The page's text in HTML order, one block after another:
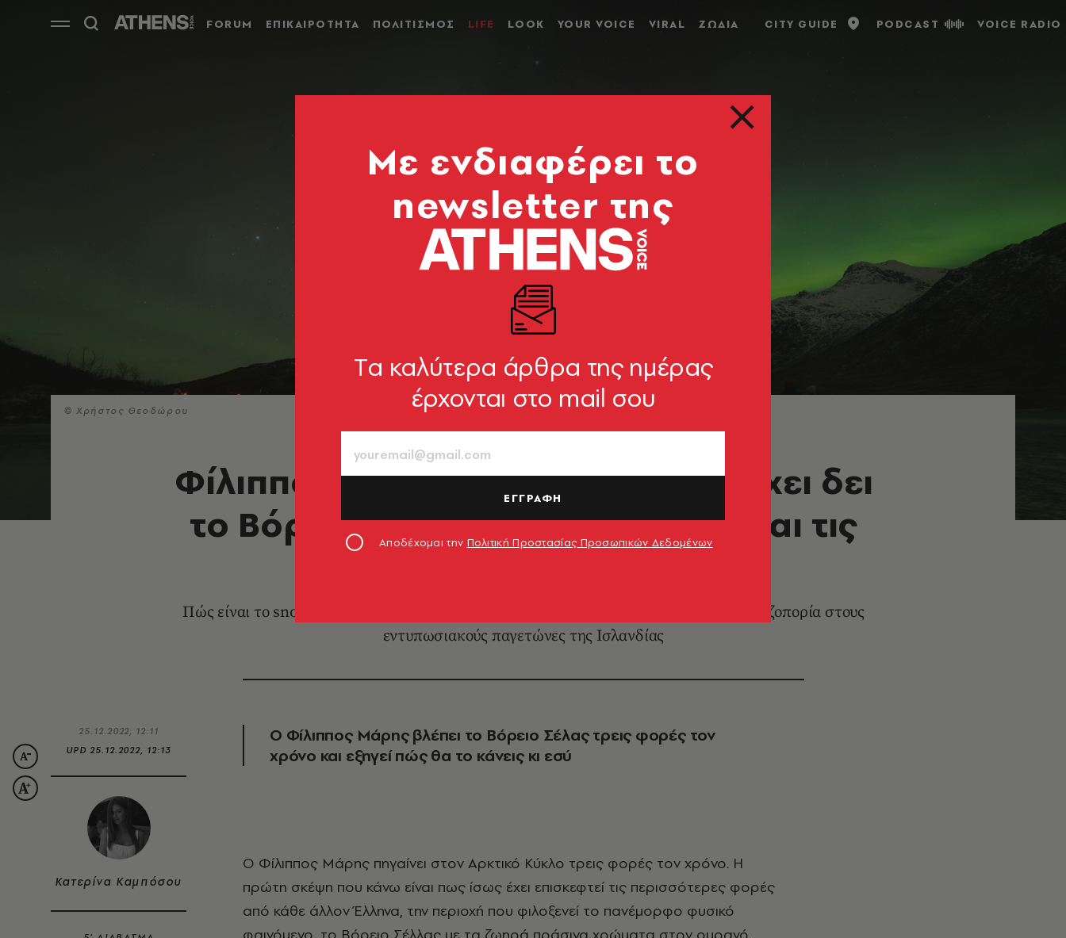
FORUM ΕΠΙΚΑΙΡΟΤΗΤΑ ΠΟΛΙΤΙΣΜΟΣ LIFE LOOK YOUR VOICE VIRAL ΖΩΔΙΑ CITY GUIDE PODCAST VOICE RADIO
© Xρήστος Θεοδώρου
Φίλιππος Μάρης: O Έλληνας που έχει δει
το Βόρειο Σέλας 12 φορές διηγείται τις
Πώς είναι το snorkeling πλάι σε όρκες, το snowmobile στα χιονισμένα φιορδ και η πεζοπορία στους
εντυπωσιακούς παγετώνες της Ισλανδίας
25.12.2022, 12:11
UPD25.12.2022, 12:13
Κατερίνα Καμπόσου
Ο Φίλιππος Μάρης βλέπει το Βόρειο Σέλας τρεις φορές τον
χρόνο και εξηγεί πώς θα το κάνεις κι εσύ
Φίλιππος Μάρης πηγαίνει στον Αρκτικό Κύκλο τρεις φορές τον χρόνο. Η
πρώτη σκέψη που κάνω είναι πως ίσως έχει επισκεφτεί τις περισσότερες φορές
από κάθε άλλον Έλληνα, την περιοχή που φιλοξενεί το πανέμορφο φυσικό
Mε ενδιαφέρει το
newsletter της
Tα καλύτερα άρθρα της ημέρας
έρχονται στο mail σου
ΕΓΓΡΑΦΗ
Αποδέχομαι την Πολιτική Προστασίας Προσωπικών Δεδομένων